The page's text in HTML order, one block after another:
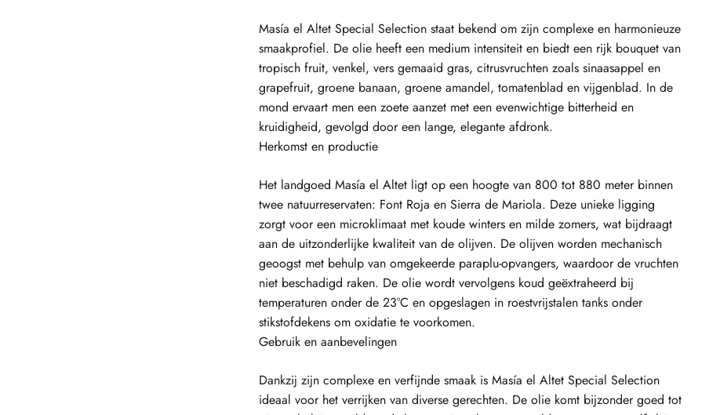
Masía el Altet Special Selection staat bekend om zijn complexe en harmonieuze
smaakprofiel. De olie heeft een medium intensiteit en biedt een rijk bouquet van
tropisch fruit, venkel, vers gemaaid gras, citrusvruchten zoals sinaasappel en
grapefruit, groene banaan, groene amandel, tomatenblad en vijgenblad. In de
mond ervaart men een zoete aanzet met een evenwichtige bitterheid en
kruidigheid, gevolgd door een lange, elegante afdronk.
Herkomst en productie
Het landgoed Masía el Altet ligt op een hoogte van 800 tot 880 meter binnen
twee natuurreservaten: Font Roja en Sierra de Mariola. Deze unieke ligging
zorgt voor een microklimaat met koude winters en milde zomers, wat bijdraagt
aan de uitzonderlijke kwaliteit van de olijven. De olijven worden mechanisch
geoogst met behulp van omgekeerde paraplu-opvangers, waardoor de vruchten
niet beschadigd raken. De olie wordt vervolgens koud geëxtraheerd bij
temperaturen onder de 23°C en opgeslagen in roestvrijstalen tanks onder
stikstofdekens om oxidatie te voorkomen.
Gebruik en aanbevelingen
Dankzij zijn complexe en verfijnde smaak is Masía el Altet Special Selection
ideaal voor het verrijken van diverse gerechten. De olie komt bijzonder goed tot